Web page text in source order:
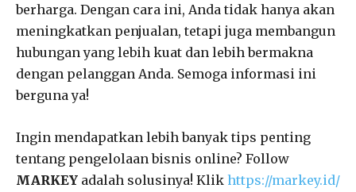
berharga. Dengan cara ini, Anda tidak hanya akan
meningkatkan penjualan, tetapi juga membangun
hubungan yang lebih kuat dan lebih bermakna
dengan pelanggan Anda. Semoga informasi ini
berguna ya!
Ingin mendapatkan lebih banyak tips penting
tentang pengelolaan bisnis online? Follow
MARKEY adalah solusinya! Klik https://markey.id/